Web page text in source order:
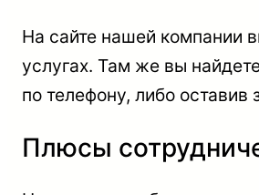
На сайте нашей компании
услугах. Там же вы
по телефону, либо оставив
Плюсы